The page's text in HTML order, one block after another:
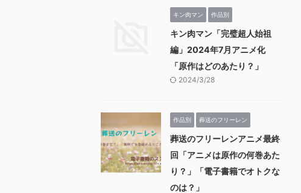
キン肉マン 作品別
キン肉マン「完璧超人始祖
編」2024年7月アニメ化
「原作はどのあたり？」
2024/3/28
作品別 葬送のフリーレン
葬送のフリーレンアニメ最終
回「アニメは原作の何巻あた
り？」「電子書籍でオトクな
のは？」